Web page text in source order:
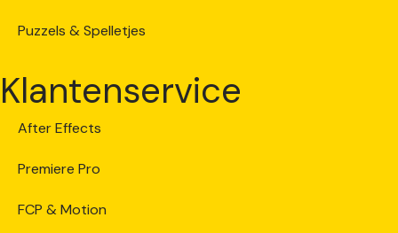
Puzzels & Spelletjes
Klantenservice
After Effects
Premiere Pro
FCP & Motion